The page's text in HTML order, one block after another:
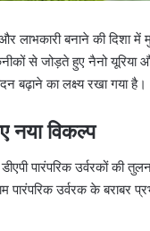
लाभकारी बनाने की दिशा
से जोड़ते हुए नैनो यूरिया
बढ़ाने का लक्ष्य रखा गया है।
नया विकल्प
पारंपरिक उर्वरकों
पारंपरिक उर्वरक के बराबर